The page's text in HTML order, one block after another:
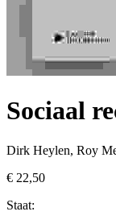
Sociaal
Dirk Heylen, Roy
€ 22,50
Staat: